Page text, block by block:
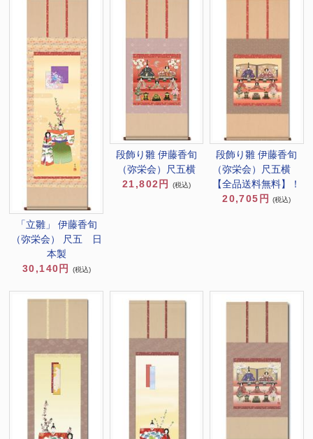
「立雛」 伊藤香旬
（弥栄会） 尺五 日
本製
30,140円
(税込)
段飾り雛 伊藤香旬
（弥栄会）尺五横
21,802円
(税込)
段飾り雛 伊藤香旬
（弥栄会）尺五横
【全品送料無料】！
20,705円
(税込)